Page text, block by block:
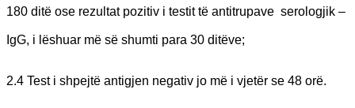
180 ditë ose rezultat pozitiv i testit të antitrupave serologjik –
IgG, i lëshuar më së shumti para 30 ditëve;
2.4 Test i shpejtë antigjen negativ jo më i vjetër se 48 orë.